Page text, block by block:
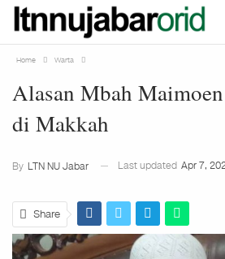
Home Warta
Alasan Mbah
di Makkah
By LTN NU Jabar Last updated Apr 7,
Share